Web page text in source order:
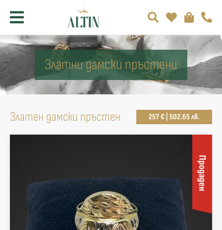
Златни дамски пръстени
Златен дамски пръстен 257 € | 502.65 лв.
Продаден